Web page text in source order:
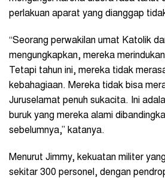
perlakuan aparat yang dianggap
“Seorang perwakilan umat Katolik
mengungkapkan, mereka
Tetapi tahun ini, mereka tidak
kebahagiaan. Mereka tidak bisa
Juruselamat penuh sukacita. Ini
buruk yang mereka alami
sebelumnya,” katanya.
Menurut Jimmy, kekuatan militer
sekitar 300 personel, dengan